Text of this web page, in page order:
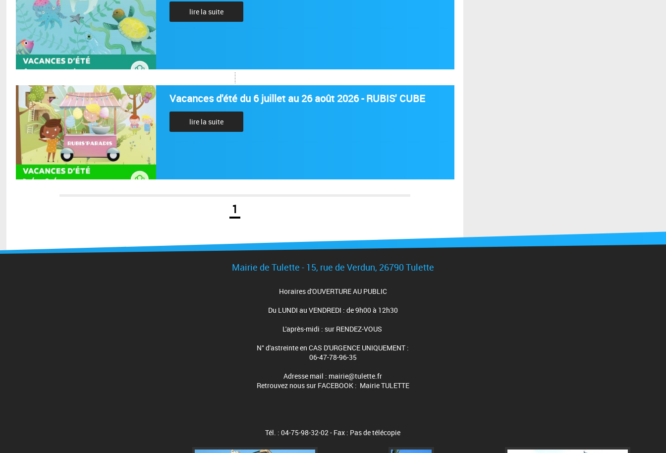
lire la suite
Vacances d'été du 6 juillet au 26 août 2026 - RUBIS' CUBE
lire la suite
1
Mairie de Tulette - 15, rue de Verdun, 26790 Tulette
Horaires d'OUVERTURE AU PUBLIC
Du LUNDI au VENDREDI : de 9h00 à 12h30
L'après-midi : sur RENDEZ-VOUS
N° d'astreinte en CAS D'URGENCE UNIQUEMENT :
06-47-78-96-35
Adresse mail : mairie@tulette.fr
Retrouvez nous sur FACEBOOK : Mairie TULETTE
Tél. : 04-75-98-32-02 - Fax : Pas de télécopie